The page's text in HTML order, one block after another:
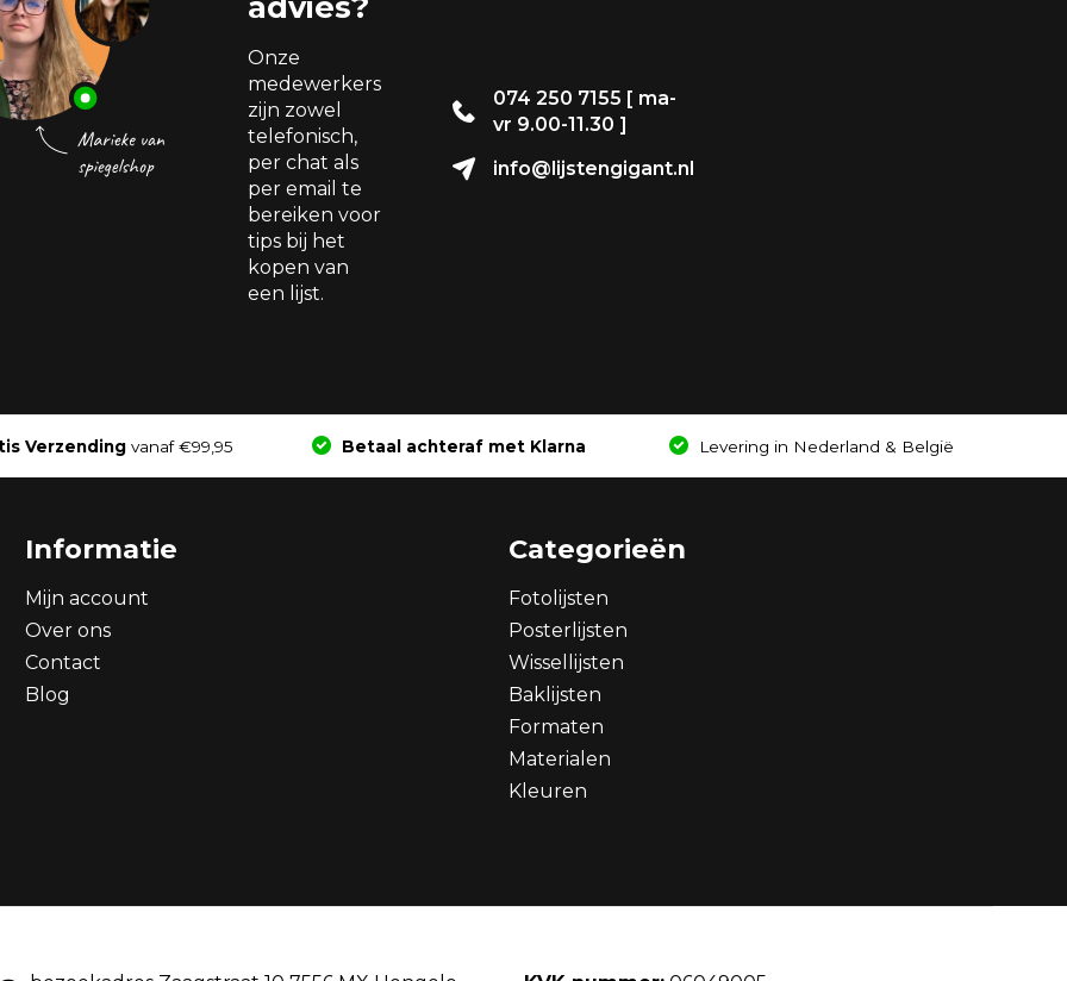
Onze
medewerkers
zijn zowel
telefonisch,
per chat als
per email te
bereiken voor
tips bij het
kopen van
een lijst.
074 250 7155 [ ma-
vr 9.00-11.30 ]
info@lijstengigant.nl
Verzendingvanaf €99,95 Betaal achteraf met Klarna Levering in Nederland & België
Informatie
Mijn account
Over ons
Contact
Blog
Categorieën
Fotolijsten
Posterlijsten
Wissellijsten
Baklijsten
Formaten
Materialen
Kleuren